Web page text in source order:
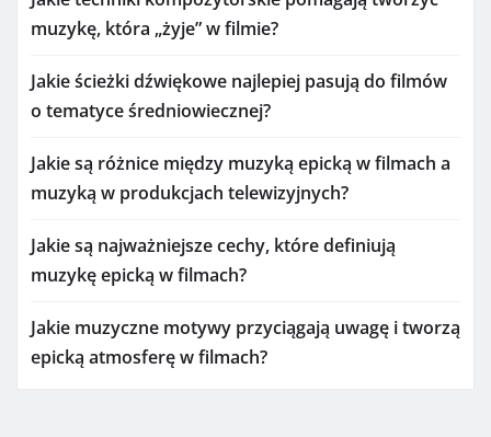
muzykę, która „żyje” w filmie?
Jakie ścieżki dźwiękowe najlepiej pasują do filmów
o tematyce średniowiecznej?
Jakie są różnice między muzyką epicką w filmach a
muzyką w produkcjach telewizyjnych?
Jakie są najważniejsze cechy, które definiują
muzykę epicką w filmach?
Jakie muzyczne motywy przyciągają uwagę i tworzą
epicką atmosferę w filmach?